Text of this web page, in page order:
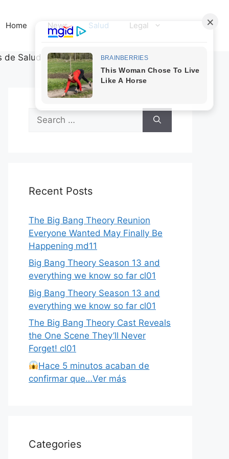
Home News Salud Legal
de Salud
Search
for:
Recent Posts
The Big Bang Theory Reunion
Everyone Wanted May Finally Be
Happening md11
Big Bang Theory Season 13 and
everything we know so far cl01
Big Bang Theory Season 13 and
everything we know so far cl01
The Big Bang Theory Cast Reveals
the One Scene They’ll Never
Forget! cl01
Hace 5 minutos acaban de
confirmar que…Ver más
Categories